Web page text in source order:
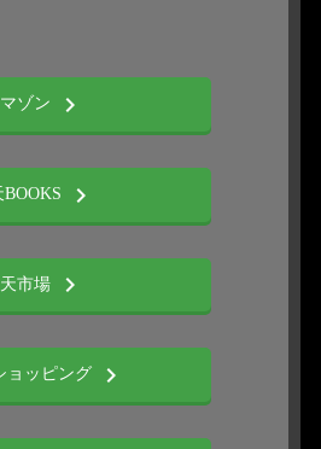
ゾン chevron_right
chevron_right
市場 chevron_right
ョッピング chevron_right